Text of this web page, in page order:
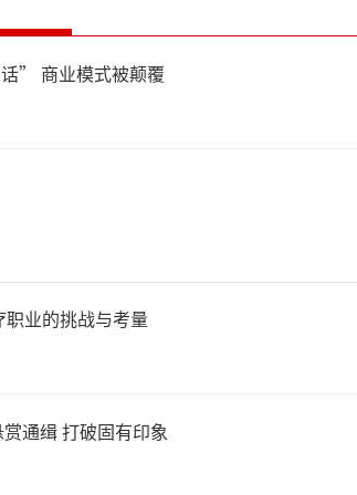
” 商业模式被颠覆
业的挑战与考量
通缉 打破固有印象